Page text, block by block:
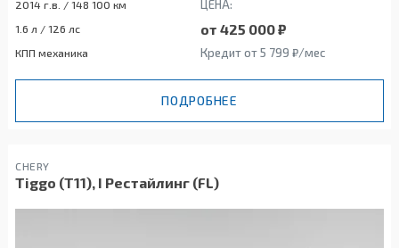
2014 г.в. / 148 100 км ЦЕНА:
1.6 л / 126 лс от 425 000 ₽
КПП механика Кредит от 5 799 ₽/мес
ПОДРОБНЕЕ
CHERY
Tiggo (T11), I Рестайлинг (FL)